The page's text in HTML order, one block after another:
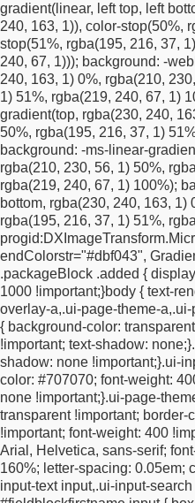
gradient(linear, left top, left
240, 163, 1)), color-stop(50%,
stop(51%, rgba(195, 216, 37,
240, 67, 1))); background: -
240, 163, 1) 0%, rgba(210,
1) 51%, rgba(219, 240, 67, 1)
gradient(top, rgba(230, 240,
50%, rgba(195, 216, 37, 1)
background: -ms-linear-
rgba(210, 230, 56, 1) 50%,
rgba(219, 240, 67, 1) 100%);
bottom, rgba(230, 240, 163, 1)
rgba(195, 216, 37, 1) 51%,
endColorstr="#dbf043",
.packageBlock .added {
1000 !important;}body { text-
overlay-a,.ui-page-theme-a,
{ background-color:
!important; text-shadow: none;}
shadow: none !important;}.ui-
color: #707070; font-weight:
none !important;}.ui-page-
transparent !important; border-
!important; font-weight: 400
Arial, Helvetica, sans-serif;
160%; letter-spacing: 0.05em;
input-text input,.ui-input-search
input,div.fieldBlockInput >
width: 100% !important;min-
!important; display: block
#submitButton
!important;width: 100%
padding: 14px 16px !important;
margin-top: 10px !important; }
width: 100% !important;
#a1734632311720 {font-size:
!important;padding: 20px 0
#a1734638462199 {font-size:
!important;}#policy {margin-
bottom: 12px !important;}
display: block !important;
left: 26px !important;text-align:
!important;}#surveyStart .ui-
!important;transform:
!important;}.ui-checkbox input
translateY(-50%) !important;
FIX: keep email field + arrow
screen and (max-width: 767px)
fluid */#surveyStart {width:
width: 520px !important;
20px 16px !important;box-
email + arrow on the same row
#fieldBlockemail,.ui-overlay-a